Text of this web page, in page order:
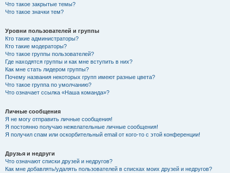
Что такое закрытые темы?
Что такое значки тем?
Уровни пользователей и группы
Кто такие администраторы?
Кто такие модераторы?
Что такое группы пользователей?
Где находятся группы и как мне вступить в них?
Как мне стать лидером группы?
Почему названия некоторых групп имеют разные цвета?
Что такое группа по умолчанию?
Что означает ссылка «Наша команда»?
Личные сообщения
Я не могу отправить личные сообщения!
Я постоянно получаю нежелательные личные сообщения!
Я получил спам или оскорбительный email от кого-то с этой конференции!
Друзья и недруги
Что означают списки друзей и недругов?
Как мне добавлять/удалять пользователей в списках моих друзей и недругов?